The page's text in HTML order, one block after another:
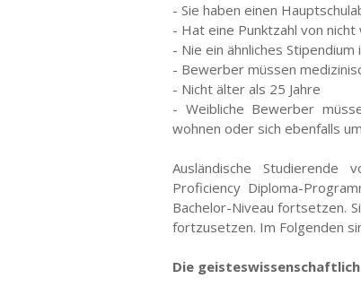
- Sie haben einen
- Hat eine Punktzahl von
- Nie ein ähnliches
- Bewerber müssen
- Nicht älter als 25 Jahre
- Weibliche Bewerber
wohnen oder sich ebenfalls
Ausländische Studierende
Proficiency Diploma-
Bachelor-Niveau fortsetzen.
fortzusetzen. Im Folgenden
Die